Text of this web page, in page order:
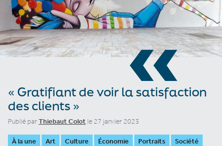
«
« Gratifiant de voir la satisfaction
des clients »
Publié parThiebaut Colot le 27 janvier 2023
À la une Art Culture Économie Portraits Société